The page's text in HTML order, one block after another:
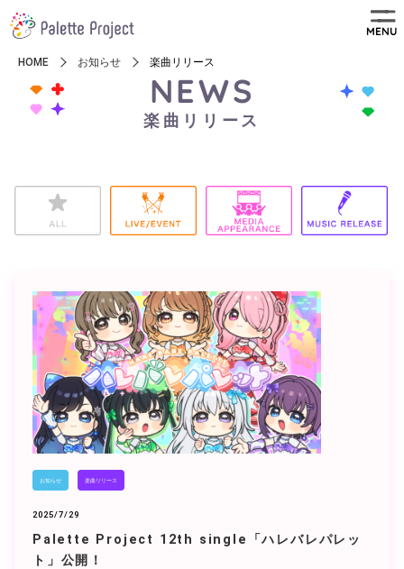
MENU
HOME お知らせ 楽曲リリース
NEWS
楽曲リリース
お知らせ 楽曲リリース
2025/7/29
Palette Project 12th single「ハレバレパレッ
ト」公開！